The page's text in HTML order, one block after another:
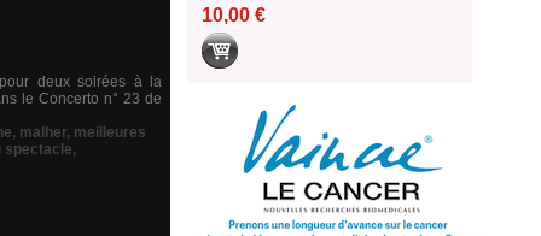
deux soirées à la
le Concerto n° 23 de
, malher, meilleures
spectacle,
10,00 €